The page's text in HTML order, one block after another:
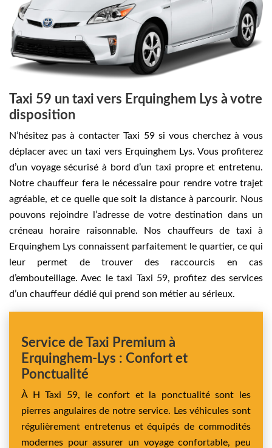
Taxi 59 un taxi vers Erquinghem Lys à votre
disposition
N’hésitez pas à contacter Taxi 59 si vous cherchez à vous
déplacer avec un taxi vers Erquinghem Lys. Vous profiterez
d’un voyage sécurisé à bord d’un taxi propre et entretenu.
Notre chauffeur fera le nécessaire pour rendre votre trajet
agréable, et ce quelle que soit la distance à parcourir. Nous
pouvons rejoindre l’adresse de votre destination dans un
créneau horaire raisonnable. Nos chauffeurs de taxi à
Erquinghem Lys connaissent parfaitement le quartier, ce qui
leur permet de trouver des raccourcis en cas
d’embouteillage. Avec le taxi Taxi 59, profitez des services
d’un chauffeur dédié qui prend son métier au sérieux.
Service de Taxi Premium à
Erquinghem-Lys : Confort et
Ponctualité
À H Taxi 59, le confort et la ponctualité sont les
pierres angulaires de notre service. Les véhicules sont
régulièrement entretenus et équipés de commodités
modernes pour assurer un voyage confortable, peu